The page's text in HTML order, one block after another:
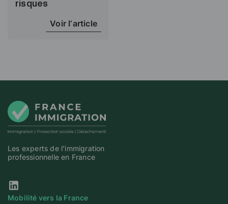
risques
Voir l‘article
Les experts de l'immigration
professionnelle en France
Notre page Linkedin
Mobilité vers la France